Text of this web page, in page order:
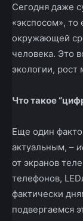
Сегодня даже
«экспосом», то
окружающей
человека. Это
экологии, рост
Что такое
Еще один
актуальным, –
от экранов
телефонов,
фактически
подвергаемся